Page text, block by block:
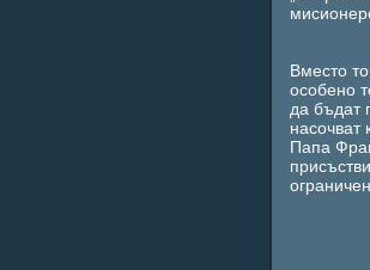
Вместо
особено
да бъдат
насочват
Папа